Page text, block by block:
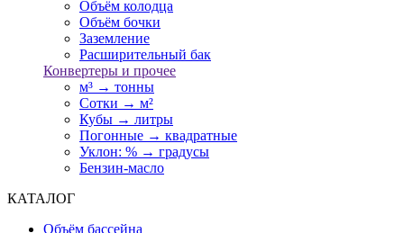
Объём колодца
Объём бочки
Заземление
Расширительный бак
Конвертеры и прочее
м³ → тонны
Сотки → м²
Кубы → литры
Погонные → квадратные
Уклон: % → градусы
Бензин-масло
КАТАЛОГ
Объём бассейна